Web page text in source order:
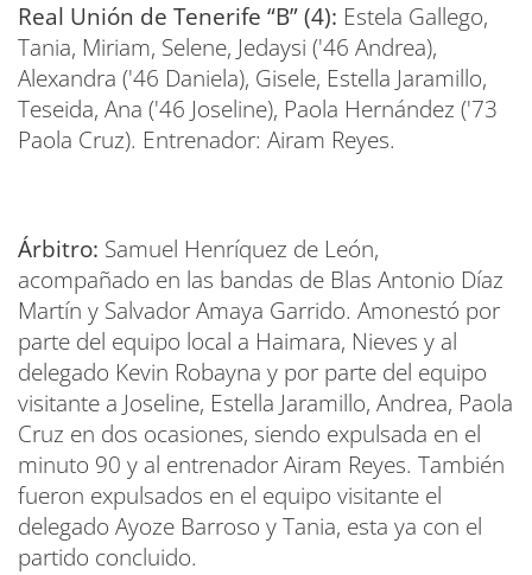
Real Unión de Tenerife “B” (4): Estela Gallego,
Tania, Miriam, Selene, Jedaysi ('46 Andrea),
Alexandra ('46 Daniela), Gisele, Estella Jaramillo,
Teseida, Ana ('46 Joseline), Paola Hernández ('73
Paola Cruz). Entrenador: Airam Reyes.
Árbitro: Samuel Henríquez de León,
acompañado en las bandas de Blas Antonio Díaz
Martín y Salvador Amaya Garrido. Amonestó por
parte del equipo local a Haimara, Nieves y al
delegado Kevin Robayna y por parte del equipo
visitante a Joseline, Estella Jaramillo, Andrea, Paola
Cruz en dos ocasiones, siendo expulsada en el
minuto 90 y al entrenador Airam Reyes. También
fueron expulsados en el equipo visitante el
delegado Ayoze Barroso y Tania, esta ya con el
partido concluido.